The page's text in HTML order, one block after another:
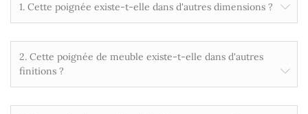
1. Cette poignée existe-t-elle dans d'autres dimensions ?
2. Cette poignée de meuble existe-t-elle dans d'autres
finitions ?